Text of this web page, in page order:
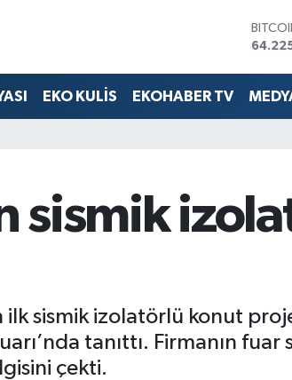
DOLAR
EURO
13.799
EKO KULİS EKOHABER TV
sismik
sismik izolatörlü konut
tanıttı. Firmanın
çekti.